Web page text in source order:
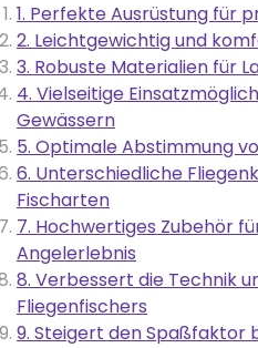
1. Perfekte Ausrüstung für
2. Leichtgewichtig und
3. Robuste Materialien für
4. Vielseitige
Gewässern
5. Optimale Abstimmung
6. Unterschiedliche
Fischarten
7. Hochwertiges Zubehör
Angelerlebnis
8. Verbessert die Technik
Fliegenfischers
9. Steigert den Spaßfaktor